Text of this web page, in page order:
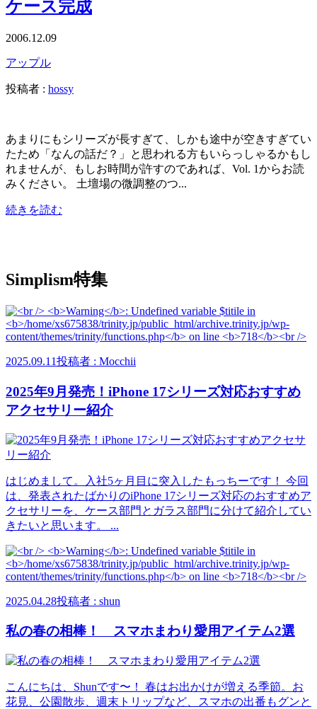
ケース完成
2006.12.09
アップル
投稿者 : hossy
あまりにもシリーズが長すぎて、しかも途中が空きすぎてい
たため「なんの話だ？」と思われる方もいらっしゃるかもし
れませんが、もしお時間が許すのであれば、Vol. 1からお読
みください。 土壇場の微調整のつ...
続きを読む
Simplism特集
2025.09.11投稿者 : Mocchii
2025年9月発売！iPhone 17シリーズ対応おすすめ
アクセサリー紹介
はじめまして。入社5ヶ月目に突入したもっちーです！ 今回
は、発表されたばかりのiPhone 17シリーズ対応のおすすめア
クセサリーを、ケース部門とガラス部門に分けて紹介してい
きたいと思います。 ...
2025.04.28投稿者 : shun
私の春の相棒！ スマホまわり愛用アイテム2選
こんにちは、Shunです〜！ 春はお出かけが増える季節。お
花見、公園散歩、週末トリップなど、スマホの出番もグンと